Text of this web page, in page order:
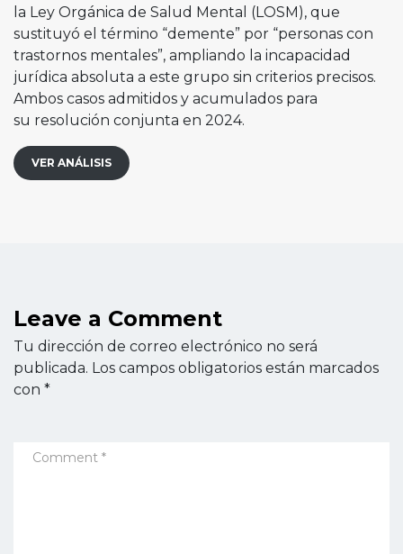
la Ley Orgánica de Salud Mental (LOSM), que
sustituyó el término “demente” por “personas con
trastornos mentales”, ampliando la incapacidad
jurídica absoluta a este grupo sin criterios precisos.
Ambos casos admitidos y acumulados para
su resolución conjunta en 2024.
VER ANÁLISIS
Leave a Comment
Tu dirección de correo electrónico no será
publicada. Los campos obligatorios están marcados
con *